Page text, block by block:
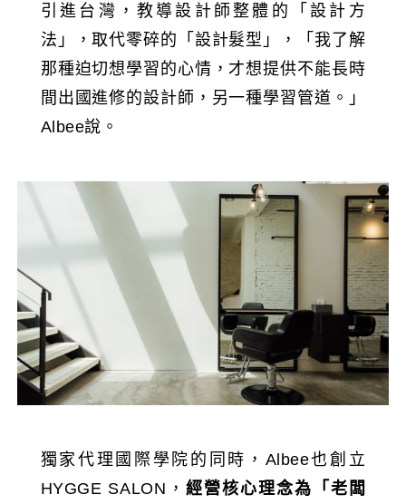
引進台灣，教導設計師整體的「設計方
法」，取代零碎的「設計髮型」，「我了解
那種迫切想學習的心情，才想提供不能長時
間出國進修的設計師，另一種學習管道。」
Albee說。
獨家代理國際學院的同時，Albee也創立
HYGGE SALON， 經營核心理念為「老闆